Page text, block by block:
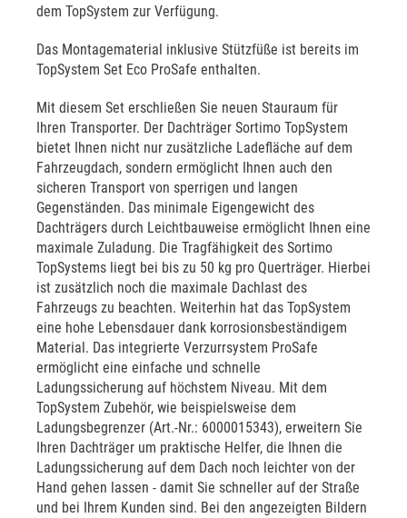
dem TopSystem zur Verfügung.
Das Montagematerial inklusive Stützfüße ist bereits im
TopSystem Set Eco ProSafe enthalten.
Mit diesem Set erschließen Sie neuen Stauraum für
Ihren Transporter. Der Dachträger Sortimo TopSystem
bietet Ihnen nicht nur zusätzliche Ladefläche auf dem
Fahrzeugdach, sondern ermöglicht Ihnen auch den
sicheren Transport von sperrigen und langen
Gegenständen. Das minimale Eigengewicht des
Dachträgers durch Leichtbauweise ermöglicht Ihnen eine
maximale Zuladung. Die Tragfähigkeit des Sortimo
TopSystems liegt bei bis zu 50 kg pro Querträger. Hierbei
ist zusätzlich noch die maximale Dachlast des
Fahrzeugs zu beachten. Weiterhin hat das TopSystem
eine hohe Lebensdauer dank korrosionsbeständigem
Material. Das integrierte Verzurrsystem ProSafe
ermöglicht eine einfache und schnelle
Ladungssicherung auf höchstem Niveau. Mit dem
TopSystem Zubehör, wie beispielsweise dem
Ladungsbegrenzer (Art.-Nr.: 6000015343), erweitern Sie
Ihren Dachträger um praktische Helfer, die Ihnen die
Ladungssicherung auf dem Dach noch leichter von der
Hand gehen lassen - damit Sie schneller auf der Straße
und bei Ihrem Kunden sind. Bei den angezeigten Bildern